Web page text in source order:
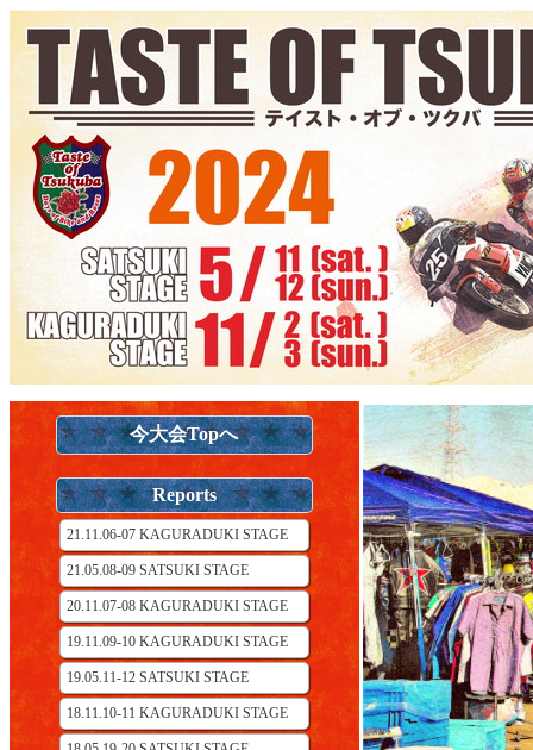
今大会Topへ
Reports
21.11.06-07 KAGURADUKI STAGE
21.05.08-09 SATSUKI STAGE
20.11.07-08 KAGURADUKI STAGE
19.11.09-10 KAGURADUKI STAGE
19.05.11-12 SATSUKI STAGE
18.11.10-11 KAGURADUKI STAGE